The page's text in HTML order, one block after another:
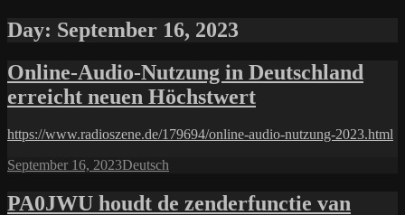
Day: September 16, 2023
Online-Audio-Nutzung in Deutschland
erreicht neuen Höchstwert
https://www.radioszene.de/179694/online-audio-nutzung-2023.html
Posted
September 16, 2023Categories
Deutsch
PA0JWU houdt de zenderfunctie van